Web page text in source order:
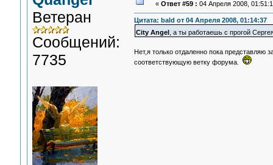
Ветеран
Сообщений:
7735
« Ответ #59 : 04 Апреля 2008,
Цитата: bald от 04 Апреля 2008, 01:14:37
City Angel
, а ты работаешь с прогой
Нет,я только отдаленно пока представляю
соответствующую ветку форума.